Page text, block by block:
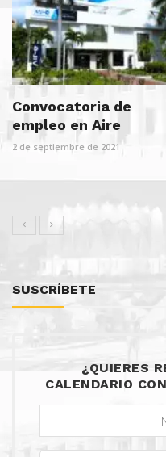
Convocatoria de
empleo en Aire
2 de septiembre de 2021
SUSCRÍBETE
¿QUIERES
CALENDARIO